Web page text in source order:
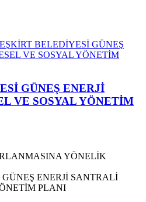
BELEDİYESİ GÜNEŞ
VE SOSYAL YÖNETİM
GÜNEŞ ENERJİ
VE SOSYAL YÖNETİM
YÖNELİK